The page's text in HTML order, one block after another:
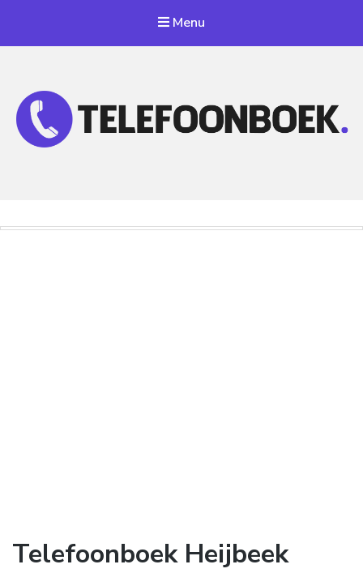
Menu
Telefoonboek Heijbeek